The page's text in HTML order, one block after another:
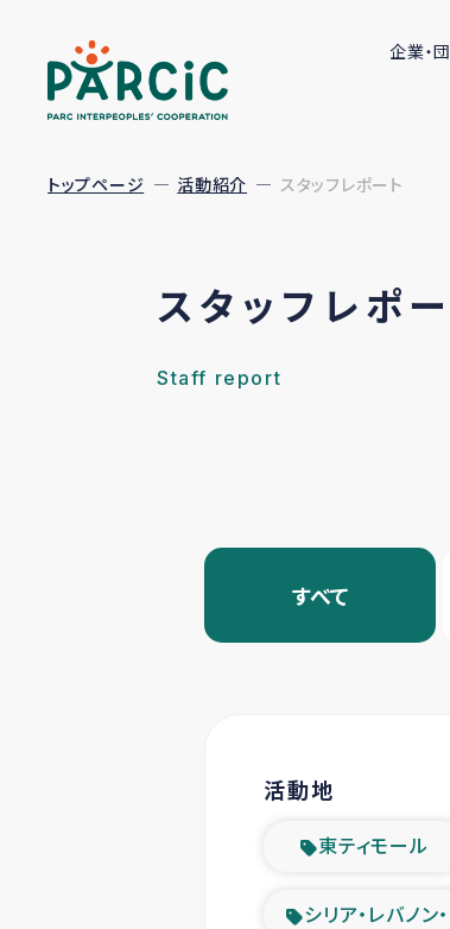
企業・
トップページ 活動紹介 スタッフレポート
スタッフレポ
Staff report
すべて
活動地
東ティモール
シリア・レバノン